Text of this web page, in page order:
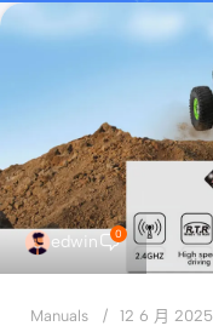
edwin 0
Manuals 12 6 月 2025